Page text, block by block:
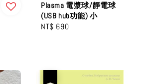
Plasma 電漿球/靜電球
(USB hub功能) 小
Regular
NT$ 690